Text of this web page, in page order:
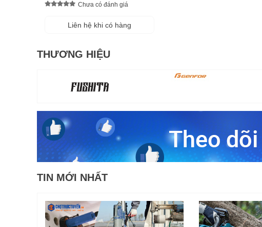
Chưa có đánh giá
Liên hệ khi có hàng
THƯƠNG HIỆU
TIN MỚI NHẤT